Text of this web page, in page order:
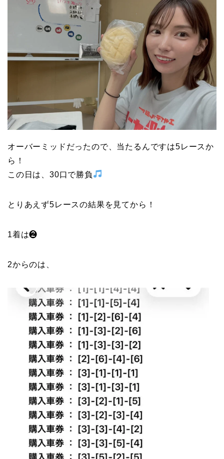
オーバーミッドだったので、当たるんですは5レースか
ら！
この日は、30口で勝負
とりあえず5レースの結果を見てから！
1着は❷
2からのは、